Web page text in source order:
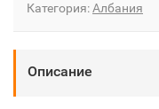
Категория:Албания
Описание